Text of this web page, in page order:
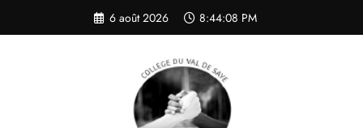
contenu
6 août 2026 8:44:08 PM